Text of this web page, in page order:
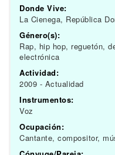
Donde Vive:
La Cienega, República
Género(s):
Rap, hip hop, reguetón,
electrónica
Actividad:
2009 - Actualidad
Instrumentos:
Voz
Ocupación:
Cantante, compositor,